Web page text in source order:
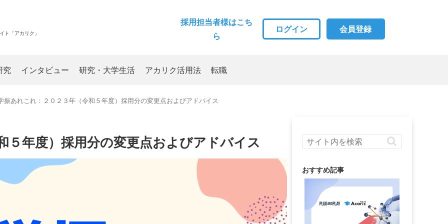
ト「アカリク」
採用担当者様はこち
ら
ログイン 会員登録
究 インタビュー 研究・大学生活 アカリク活用法 転職
振あれこれ：２０２３年（令和５年度）採用分の変更点およびアドバイス
５年度）採用分の変更点およびアドバイス
おすすめ記事